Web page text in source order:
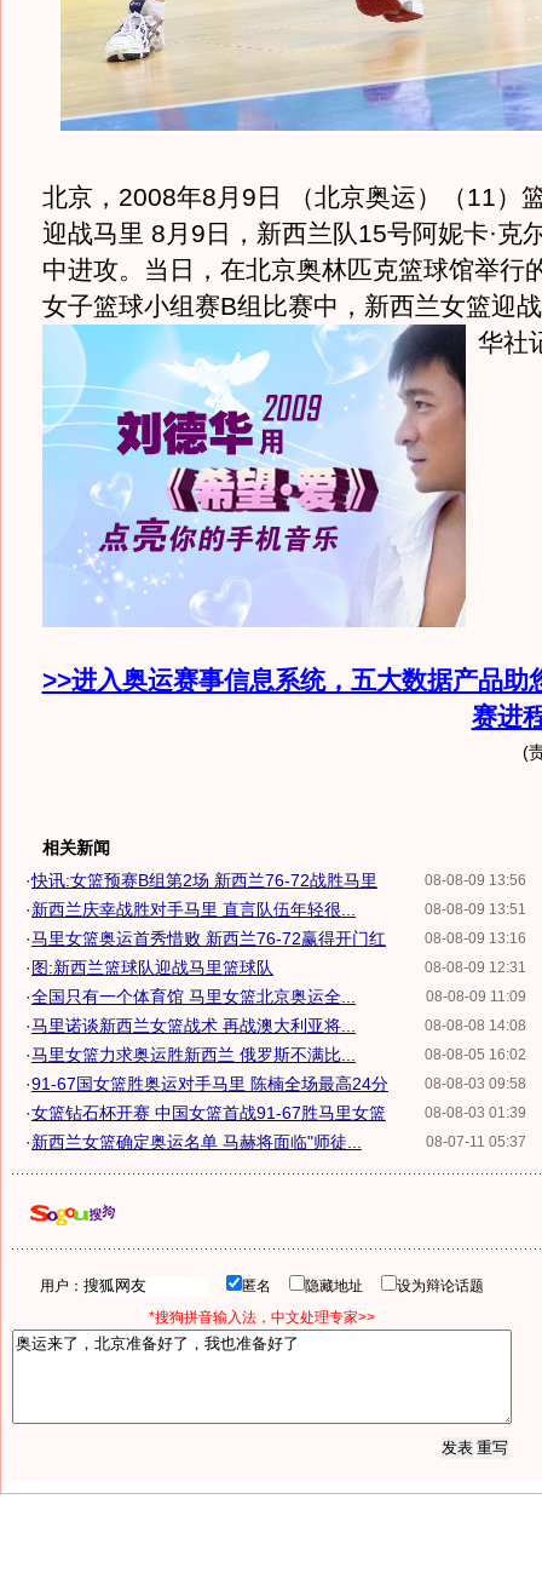
北京，2008年8月9日 （北京奥运）（11
迎战马里 8月9日，新西兰队15号阿妮卡·克
中进攻。当日，在北京奥林匹克篮球馆举行
女子篮球小组赛B组比赛中，新西兰女篮迎
华社
>>进入奥运赛事信息系统，五大数据产品助
赛进
(
相关新闻
08-08-09 13:56
·快讯:女篮预赛B组第2场 新西兰76-72战胜马里
08-08-09 13:51
·新西兰庆幸战胜对手马里 直言队伍年轻很...
08-08-09 13:16
·马里女篮奥运首秀惜败 新西兰76-72赢得开门红
08-08-09 12:31
·图:新西兰篮球队迎战马里篮球队
08-08-09 11:09
·全国只有一个体育馆 马里女篮北京奥运全...
08-08-08 14:08
·马里诺谈新西兰女篮战术 再战澳大利亚将...
08-08-05 16:02
·马里女篮力求奥运胜新西兰 俄罗斯不满比...
08-08-03 09:58
·91-67国女篮胜奥运对手马里 陈楠全场最高24分
08-08-03 01:39
·女篮钻石杯开赛 中国女篮首战91-67胜马里女篮
08-07-11 05:37
·新西兰女篮确定奥运名单 马赫将面临"师徒...
用户： 匿名 隐藏地址
设为辩论话题
*搜狗拼音输入法，中文处理专家>>